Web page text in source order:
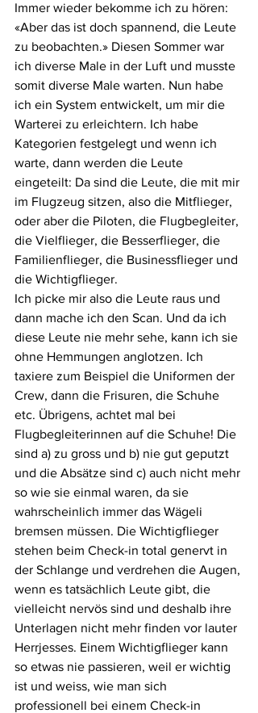
Immer wieder bekomme ich zu hören:
«Aber das ist doch spannend, die Leute
zu beobachten.» Diesen Sommer war
ich diverse Male in der Luft und musste
somit diverse Male warten. Nun habe
ich ein System entwickelt, um mir die
Warterei zu erleichtern. Ich habe
Kategorien festgelegt und wenn ich
warte, dann werden die Leute
eingeteilt: Da sind die Leute, die mit mir
im Flugzeug sitzen, also die Mitflieger,
oder aber die Piloten, die Flugbegleiter,
die Vielflieger, die Besserflieger, die
Familienflieger, die Businessflieger und
die Wichtigflieger.
Ich picke mir also die Leute raus und
dann mache ich den Scan. Und da ich
diese Leute nie mehr sehe, kann ich sie
ohne Hemmungen anglotzen. Ich
taxiere zum Beispiel die Uniformen der
Crew, dann die Frisuren, die Schuhe
etc. Übrigens, achtet mal bei
Flugbegleiterinnen auf die Schuhe! Die
sind a) zu gross und b) nie gut geputzt
und die Absätze sind c) auch nicht mehr
so wie sie einmal waren, da sie
wahrscheinlich immer das Wägeli
bremsen müssen. Die Wichtigflieger
stehen beim Check-in total genervt in
der Schlange und verdrehen die Augen,
wenn es tatsächlich Leute gibt, die
vielleicht nervös sind und deshalb ihre
Unterlagen nicht mehr finden vor lauter
Herrjesses. Einem Wichtigflieger kann
so etwas nie passieren, weil er wichtig
ist und weiss, wie man sich
professionell bei einem Check-in